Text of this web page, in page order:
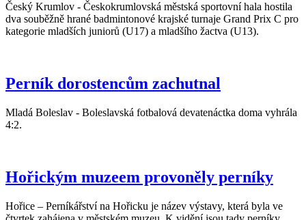
Český Krumlov - Českokrumlovská městská sportovní hala hostila
dva souběžně hrané badmintonové krajské turnaje Grand Prix C pro
kategorie mladších juniorů (U17) a mladšího žactva (U13).
Perník dorostencům zachutnal
Mladá Boleslav - Boleslavská fotbalová devatenáctka doma vyhrála
4:2.
Hořickým muzeem provoněly perníky
Hořice – Perníkářství na Hořicku je název výstavy, která byla ve